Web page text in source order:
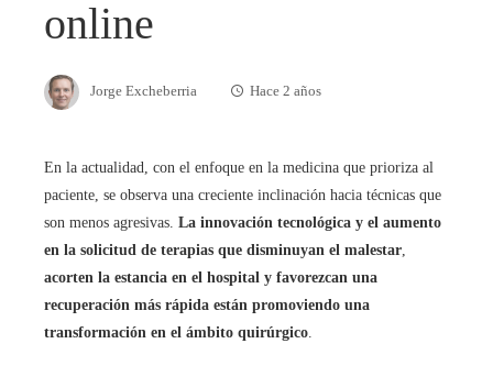
online
Jorge Excheberria Hace 2 años
En la actualidad, con el enfoque en la medicina que prioriza al
paciente, se observa una creciente inclinación hacia técnicas que
son menos agresivas. La innovación tecnológica y el aumento
en la solicitud de terapias que disminuyan el malestar,
acorten la estancia en el hospital y favorezcan una
recuperación más rápida están promoviendo una
transformación en el ámbito quirúrgico.